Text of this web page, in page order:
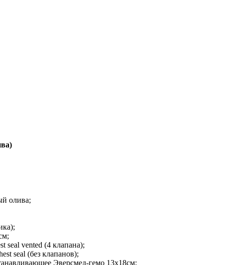
олива;
vented (4 клапана);
seal (без клапанов);
Эверсмед-гемо 13х18см;